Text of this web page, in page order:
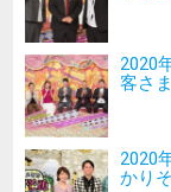
2020
客さ
2020
かり